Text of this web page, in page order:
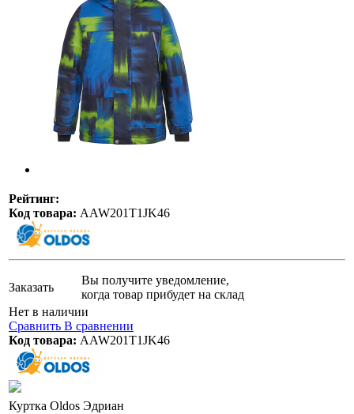
Рейтинг:
Код товара: AAW201T1JK46
Заказать
Вы получите уведомление,
когда товар прибудет на склад
Нет в наличии
Сравнить В сравнении
Код товара: AAW201T1JK46
Куртка Oldos Эдриан